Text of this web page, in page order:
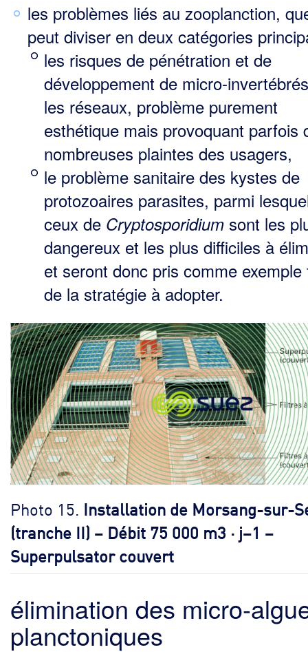
les problèmes liés au zooplanction,
peut diviser en deux catégories
les risques de pénétration et de
développement de micro-
les réseaux, problème purement
esthétique mais provoquant parfois
nombreuses plaintes des usagers,
le problème sanitaire des kystes de
protozoaires parasites, parmi
ceux de Cryptosporidium sont les
dangereux et les plus difficiles à
et seront donc pris comme exemple
de la stratégie à adopter.
Photo 15. Installation de Morsang-sur-
(tranche II) – Débit 75 000 m3 · j–1 –
Superpulsator couvert
élimination des micro-
planctoniques